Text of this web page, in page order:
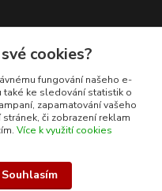
cookies?
fungování našeho e-
také ke sledování statistik o
zapamatování vašeho
či zobrazení reklam
Více k využití cookies
Souhlasím